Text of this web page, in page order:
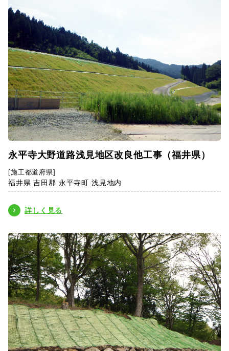
永平寺大野道路浅見地区改良他工事（福井県）
[施工都道府県]
福井県 吉田郡 永平寺町 浅見地内
詳しく見る